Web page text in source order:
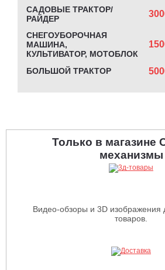
САДОВЫЕ ТРАКТОР/
РАЙДЕР
СНЕГОУБОРОЧНАЯ
МАШИНА,
КУЛЬТИВАТОР, МОТОБЛОК
БОЛЬШОЙ ТРАКТОР
Только в магазине
механизмы
Видео-обзоры и 3D изображения
товаров.